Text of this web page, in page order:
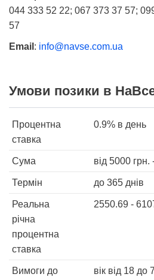
044 333 52 22; 067 373 37 57;
57
Email : info@navse.com.ua
Умови позики в
Процентна
ставка
0.9% в день
Сума від 5000 грн.
Термін до 365 днів
Реальна
річна
процентна
ставка
2550.69 -
Вимоги до
вік від 18 до